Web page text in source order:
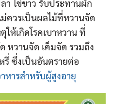
า ไข่ขาว รับประทานผัก
ควรเป็นผลไม้ที่หวานจัด
ให้เกิดโรคเบาหวาน ที่
หวานจัด เค็มจัด รวมถึง
รี่ ซึ่งเป็นอันตรายต่อ
หารสำหรับผู้สูงอายุ